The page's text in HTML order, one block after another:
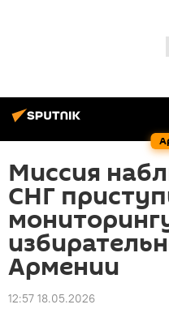
Миссия
СНГ
Армении
12:57 18.05.2026